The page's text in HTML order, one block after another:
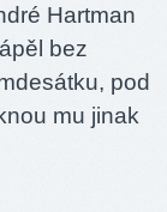
Hartman
bez
pod
mu jinak